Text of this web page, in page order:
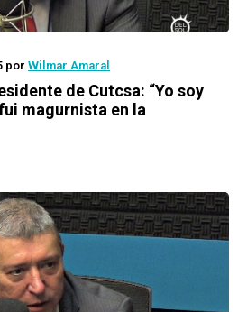
por Wilmar Amaral
de Cutcsa: “Yo soy
magurnista en la